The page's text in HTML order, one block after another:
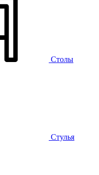
Столы
Стулья